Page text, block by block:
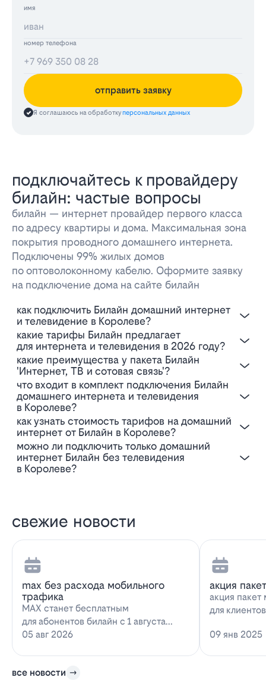
имя
номер телефона
отправить заявку
Я соглашаюсь на обработкуперсональных данных
подключайтесь к провайдеру
билайн: частые вопросы
билайн — интернет провайдер первого класса
по адресу квартиры и дома. Максимальная зона
покрытия проводного домашнего интернета.
Подключены 99% жилых домов
по оптоволоконному кабелю. Оформите заявку
на подключение дома на сайте билайн
Как подключить Билайн домашний интернет
и телевидение в Королеве?
Какие тарифы Билайн предлагает
для интернета и телевидения в 2026 году?
Какие преимущества у пакета Билайн
'Интернет, ТВ и сотовая связь'?
Что входит в комплект подключения Билайн
домашнего интернета и телевидения
в Королеве?
Как узнать стоимость тарифов на домашний
интернет от Билайн в Королеве?
Можно ли подключить только домашний
интернет Билайн без телевидения
в Королеве?
свежие новости
max без расхода мобильного
трафика
MAX станет бесплатным
для абонентов билайн с 1 августа
2026 года использование
05 авг 2026
акция
акция пакет
для
09 янв 2025
все новости